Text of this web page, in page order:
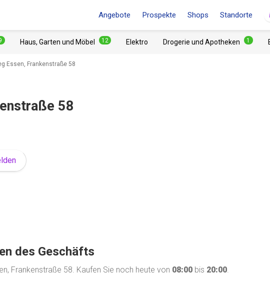
Angebote Prospekte Shops Standorte
Haus, Garten und Möbel 12 Elektro Drogerie und Apotheken 1
Essen, Frankenstraße 58
58
des Geschäfts
Frankenstraße 58. Kaufen Sie noch heute von 08:00 bis 20:00.